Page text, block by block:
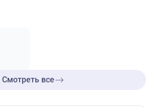
Смотреть все